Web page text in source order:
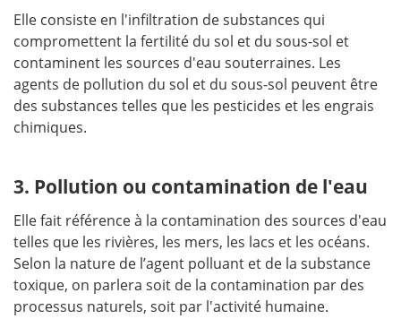
Elle consiste en l'infiltration de substances qui
compromettent la fertilité du sol et du sous-sol et
contaminent les sources d'eau souterraines. Les
agents de pollution du sol et du sous-sol peuvent être
des substances telles que les pesticides et les engrais
chimiques.
3. Pollution ou contamination de l'eau
Elle fait référence à la contamination des sources d'eau
telles que les rivières, les mers, les lacs et les océans.
Selon la nature de l’agent polluant et de la substance
toxique, on parlera soit de la contamination par des
processus naturels, soit par l'activité humaine.